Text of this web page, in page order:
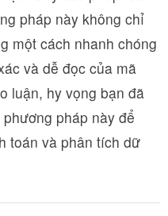
pháp này không chỉ
một cách nhanh chóng
và dễ đọc của mã
luận, hy vọng bạn đã
pháp này để
toán và phân tích dữ